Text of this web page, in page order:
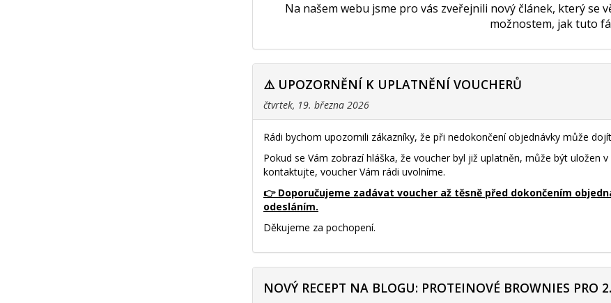
Na našem webu jsme pro vás zveřejnili nový článek, který se
možnostem, jak tuto
⚠️ UPOZORNĚNÍ K UPLATNĚNÍ VOUCHERŮ
čtvrtek, 19. března 2026
Rádi bychom upozornili zákazníky, že při nedokončení objednávky může
Pokud se Vám zobrazí hláška, že voucher byl již uplatněn, může být uložen
kontaktujte, voucher Vám rádi uvolníme.
👉 Doporučujeme zadávat voucher až těsně před dokončením
odesláním.
Děkujeme za pochopení.
NOVÝ RECEPT NA BLOGU: PROTEINOVÉ BROWNIES PRO